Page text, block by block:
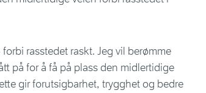
rasstedet raskt. Jeg vil berømme
på for å få på plass den midlertidige
gir forutsigbarhet, trygghet og bedre